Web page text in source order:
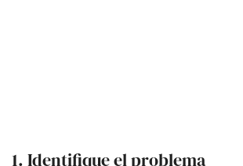
1. Identifique el problema